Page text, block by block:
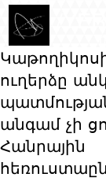
ուղերձը
անգամ չի
Հանրային